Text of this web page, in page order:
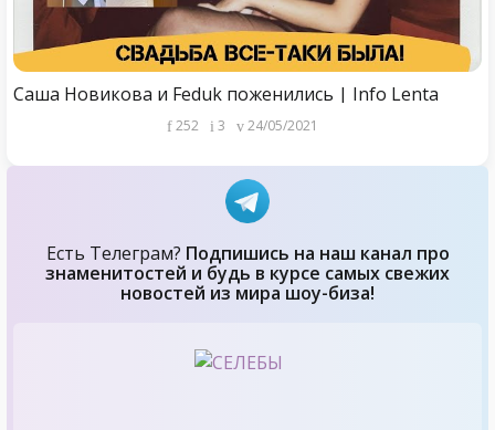
Саша Новикова и Feduk поженились | Info Lenta
252 3 24/05/2021
Есть Телеграм? Подпишись на наш канал про
знаменитостей и будь в курсе самых свежих
новостей из мира шоу-биза!